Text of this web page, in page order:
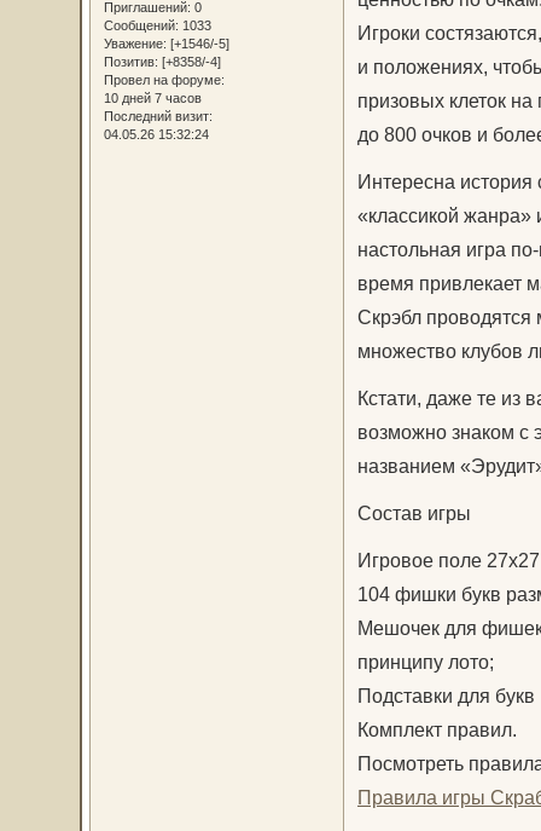
Приглашений: 0
Сообщений: 1033
Уважение: [+1546/-5]
Позитив: [+8358/-4]
Провел на форуме:
10 дней 7 часов
Последний визит:
04.05.26 15:32:24
Игроки
и положениях,
призовых клеток
до 800 очков и
Интересна история
«классикой жанра»
настольная игра
время привлекает
Скрэбл
множество клубов
Кстати, даже те из
возможно знаком с
названием
Состав игры
Игровое поле
104 фишки букв
Мешочек для
принципу лото;
Подставки для
Комплект правил.
Посмотреть
Правила игры